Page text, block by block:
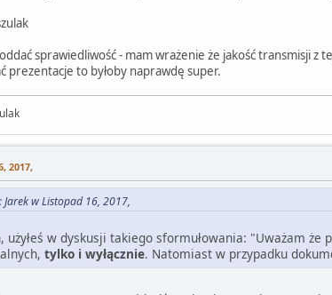
sprawiedliwość - mam wrażenie że jakość transmisji z
prezentacje to byłoby naprawdę super.
2017,
Jarek w Listopad 16, 2017,
użyłeś w dyskusji takiego sformułowania: "Uważam
tylko i wyłącznie. Natomiast w przypadku